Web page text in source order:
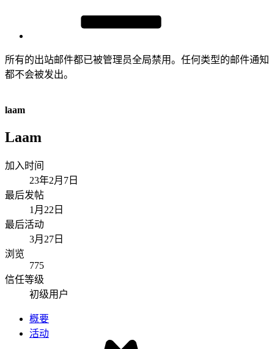
所有的出站邮件都已被管理员全局禁用。任何类型的邮件通知
都不会被发出。
laam
Laam
加入时间
23年2月7日
最后发帖
1月22日
最后活动
3月27日
浏览
775
信任等级
初级用户
概要
活动